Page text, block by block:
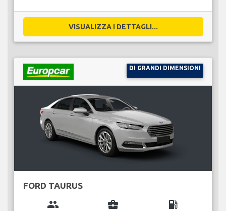
VISUALIZZA I DETTAGLI...
DI GRANDI DIMENSIONI
FORD TAURUS
group business_center local_gas_station